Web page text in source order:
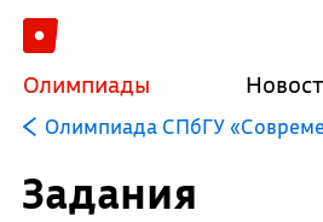
Олимпиады
Олимпиада СПбГУ
Задания